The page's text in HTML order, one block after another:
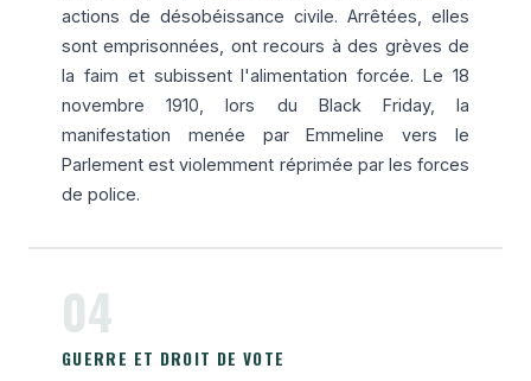
actions de désobéissance civile. Arrêtées, elles
sont emprisonnées, ont recours à des grèves de
la faim et subissent l'alimentation forcée. Le 18
novembre 1910, lors du Black Friday, la
manifestation menée par Emmeline vers le
Parlement est violemment réprimée par les forces
de police.
04
GUERRE ET DROIT DE VOTE